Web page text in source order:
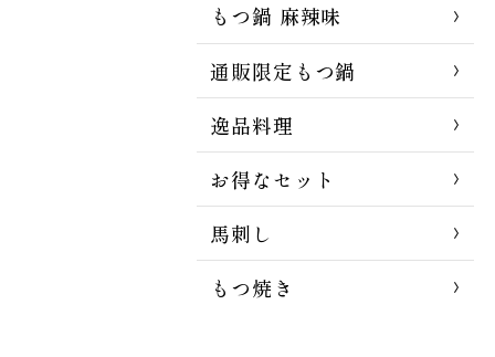
もつ鍋 麻辣味
通販限定もつ鍋
逸品料理
お得なセット
馬刺し
もつ焼き